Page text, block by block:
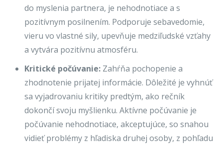
do myslenia partnera, je nehodnotiace a s
pozitívnym posilnením. Podporuje sebavedomie,
vieru vo vlastné sily, upevňuje medziľudské vzťahy
a vytvára pozitívnu atmosféru.
Kritické počúvanie: Zahŕňa pochopenie a
zhodnotenie prijatej informácie. Dôležité je vyhnúť
sa vyjadrovaniu kritiky predtým, ako rečník
dokončí svoju myšlienku. Aktívne počúvanie je
počúvanie nehodnotiace, akceptujúce, so snahou
vidieť problémy z hľadiska druhej osoby, z pohľadu